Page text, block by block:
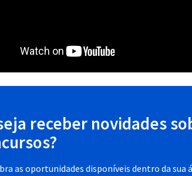
receber novidades
as oportunidades disponíveis dentro da sua